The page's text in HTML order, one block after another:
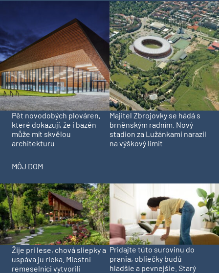
Pět novodobých plováren,
které dokazují, že i bazén
může mít skvělou
architekturu
Majitel Zbrojovky se hádá s
brněnským radním. Nový
stadion za Lužánkami narazil
na výškový limit
MÔJ DOM
Žije pri lese, chová sliepky a
uspáva ju rieka. Miestni
remeselníci vytvorili
Pridajte túto surovinu do
prania, obliečky budú
hladšie a pevnejšie. Starý